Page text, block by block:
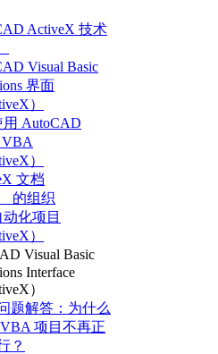
ActiveX 技术
Visual Basic
界面
）
AutoCAD
VBA
）
文档
的组织
化项目
）
Visual Basic
Interface
）
题解答：为什么
项目不再正
？